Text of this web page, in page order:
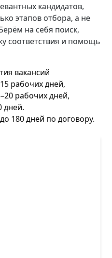
кандидатов,
этапов отбора, а не
на себя поиск,
соответствия и помощь
вакансий
рабочих дней,
рабочих дней,
дней.
180 дней по договору.